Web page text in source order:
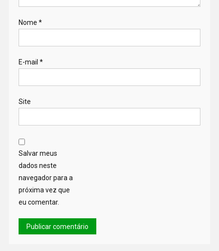
Nome *
E-mail *
Site
Salvar meus
dados neste
navegador para a
próxima vez que
eu comentar.